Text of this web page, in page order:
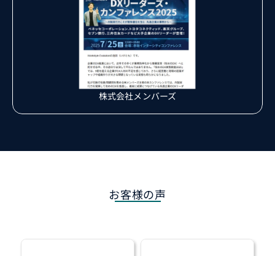
株式会社メンバーズ
お客様の声